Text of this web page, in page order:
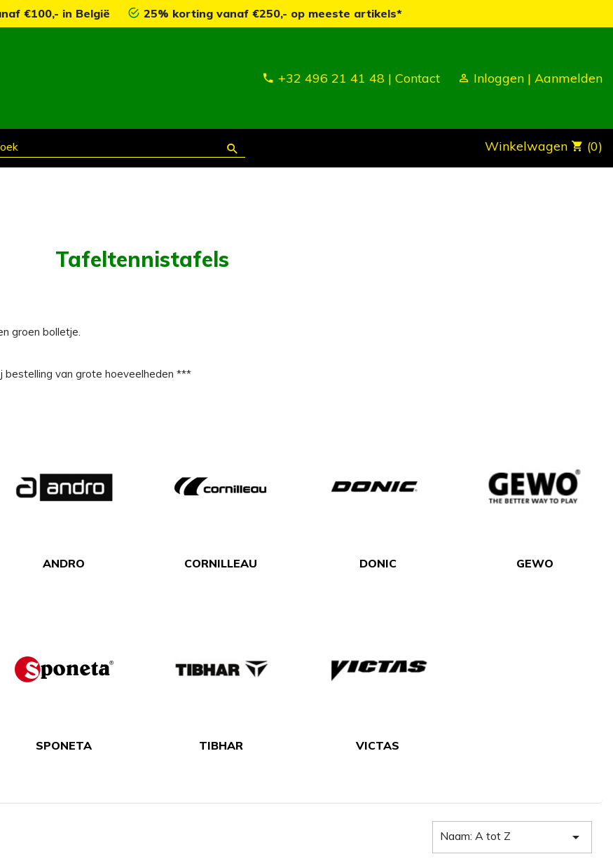
€100,- in België 25% korting vanaf €250,- op meeste artikels*
+32 496 21 41 48 | Contact Inloggen | Aanmelden
Winkelwagen (0)
Tafeltennistafels
groen bolletje.
van grote hoeveelheden ***
ANDRO CORNILLEAU DONIC GEWO
SPONETA TIBHAR VICTAS
Naam: A tot Z 